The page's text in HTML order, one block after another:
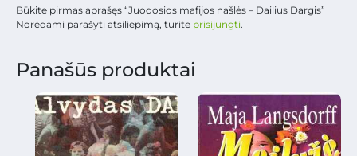
Būkite pirmas aprašęs “Juodosios mafijos našlės – Dailius Dargis”
Norėdami parašyti atsiliepimą, turite prisijungti.
Panašūs produktai